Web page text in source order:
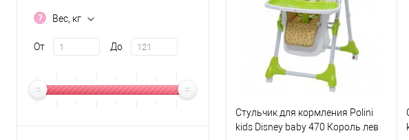
Вес, кг
От До
Стульчик для кормления Polini
kids Disney baby 470 Король лев